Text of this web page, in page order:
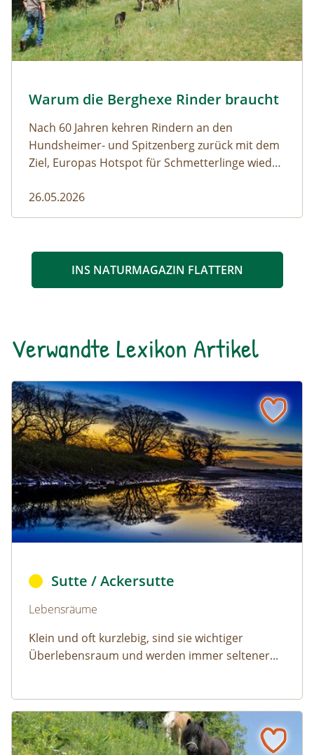
Naturmagazin: Warum die Berghexe Rinder braucht
Warum die Berghexe Rinder braucht
Nach 60 Jahren kehren Rindern an den
Hundsheimer- und Spitzenberg zurück mit dem
Ziel, Europas Hotspot für Schmetterlinge wieder
26.05.2026
INS NATURMAGAZIN FLATTERN
Verwandte Lexikon Artikel
Sutte / Ackersutte
Naturlexikon: Sutte / Ackersutte
Naturlexikon: Sutte / Ackersutte
Sutte / Ackersutte
Lebensräume
Klein und oft kurzlebig, sind sie wichtiger
Überlebensraum und werden immer seltener...
Fettweide der Tieflagen
Naturlexikon: Fettweide der Tieflagen